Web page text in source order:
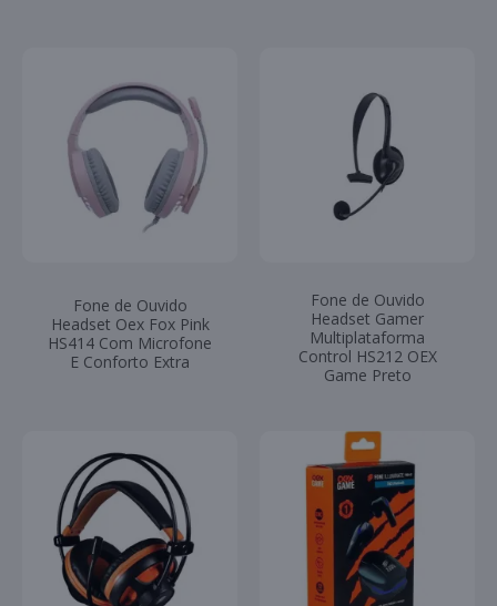
Fone de Ouvido
Headset Oex Fox Pink
HS414 Com Microfone
E Conforto Extra
Fone de Ouvido
Headset Gamer
Multiplataforma
Control HS212 OEX
Game Preto